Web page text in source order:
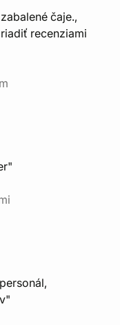
čaje.,
recenziami